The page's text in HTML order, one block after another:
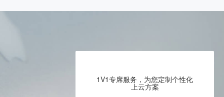
1V1专席服务，为您定制个性化
上云方案